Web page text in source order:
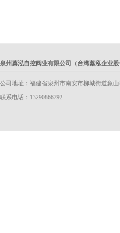
泉州蓁泓自控阀业有限公司（台湾蓁泓企业股
公司地址：福建省泉州市南安市柳城街道象
联系电话：13290866792